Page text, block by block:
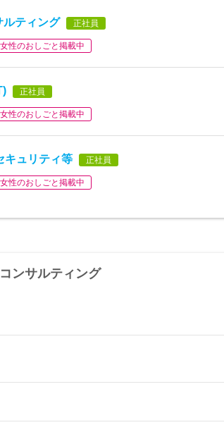
ルティング 正社員
女性のおしごと掲載中
正社員
女性のおしごと掲載中
キュリティ等 正社員
女性のおしごと掲載中
ンサルティング